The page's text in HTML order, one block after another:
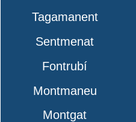
Tagamanent
Sentmenat
Fontrubí
Montmaneu
Montgat